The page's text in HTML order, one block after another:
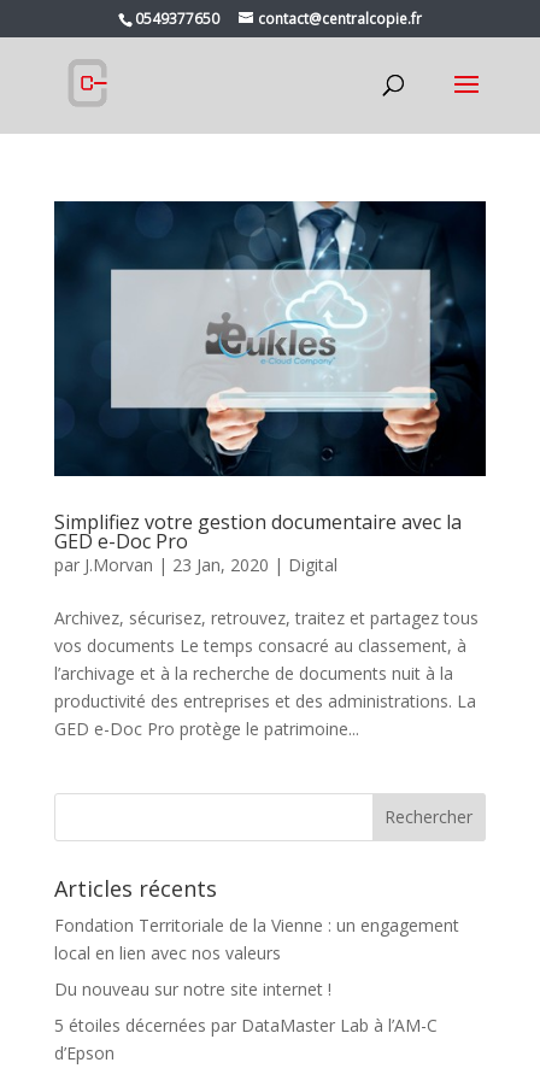
0549377650 contact@centralcopie.fr
Simplifiez votre gestion documentaire avec la
GED e-Doc Pro
par J.Morvan | 23 Jan, 2020 | Digital
Archivez, sécurisez, retrouvez, traitez et partagez tous
vos documents Le temps consacré au classement, à
l’archivage et à la recherche de documents nuit à la
productivité des entreprises et des administrations. La
GED e-Doc Pro protège le patrimoine...
Articles récents
Fondation Territoriale de la Vienne : un engagement
local en lien avec nos valeurs
Du nouveau sur notre site internet !
5 étoiles décernées par DataMaster Lab à l’AM-C
d’Epson